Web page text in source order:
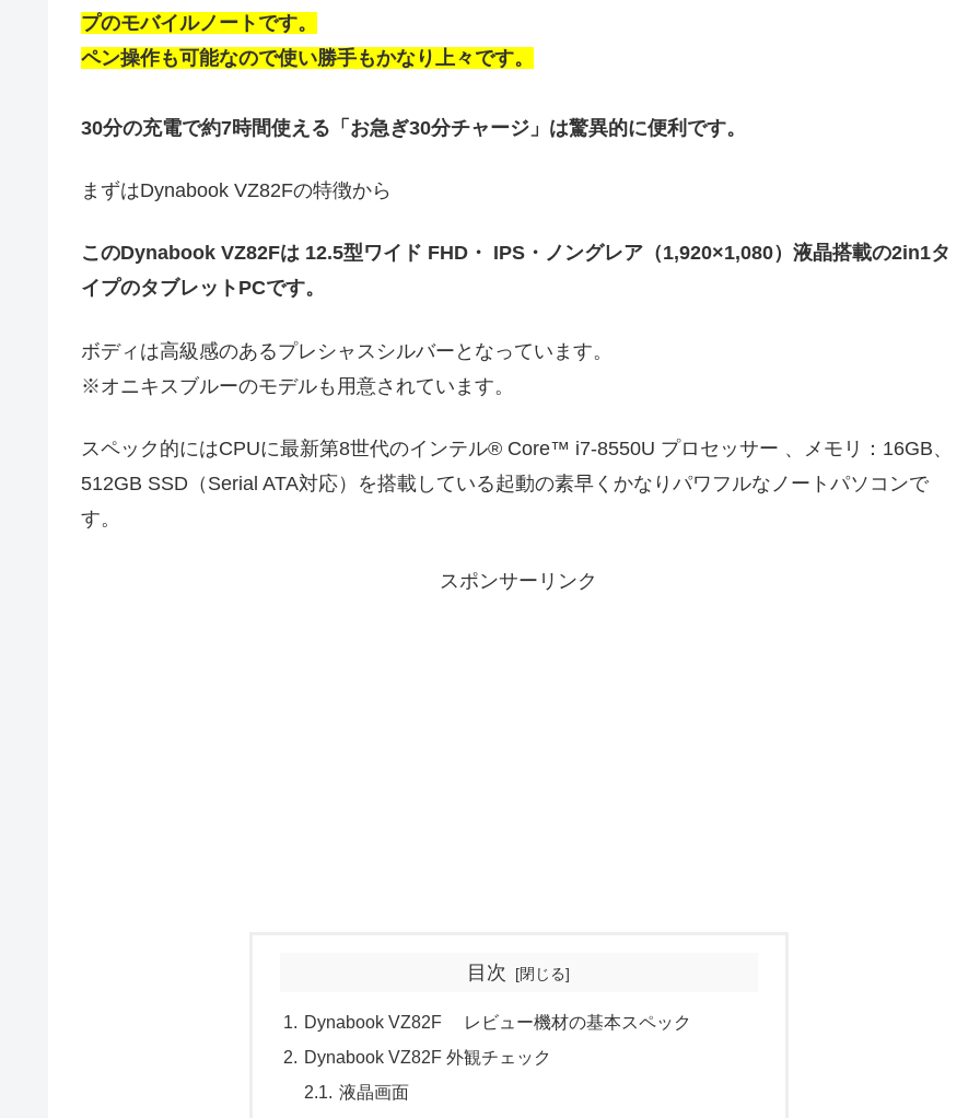
プのモバイルノートです。
ペン操作も可能なので使い勝手もかなり上々です。
30分の充電で約7時間使える「お急ぎ30分チャージ」は驚異的に便利です。
まずはDynabook VZ82Fの特徴から
このDynabook VZ82Fは 12.5型ワイド FHD・ IPS・ノングレア（1,920×1,080）液晶搭載の2in1タ
イプのタブレットPCです。
ボディは高級感のあるプレシャスシルバーとなっています。
※オニキスブルーのモデルも用意されています。
スペック的にはCPUに最新第8世代のインテル® Core™ i7-8550U プロセッサー 、メモリ：16GB、
512GB SSD（Serial ATA対応）を搭載している起動の素早くかなりパワフルなノートパソコンで
す。
スポンサーリンク
目次
Dynabook VZ82F レビュー機材の基本スペック
Dynabook VZ82F 外観チェック
液晶画面